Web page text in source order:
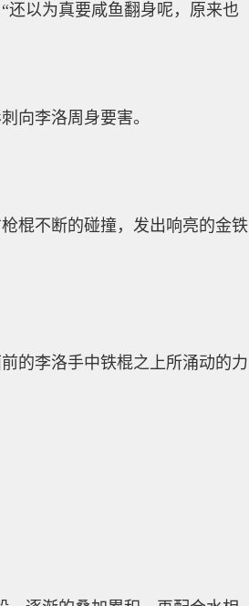
还以为真要咸鱼翻身呢，原来也
向李洛周身要害。
棍不断的碰撞，发出响亮的金铁
的李洛手中铁棍之上所涌动的力